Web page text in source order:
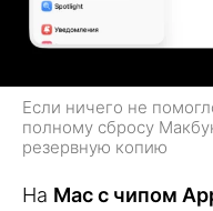
Если ничего не
полному сбросу
резервную копию
На Mac с чипом